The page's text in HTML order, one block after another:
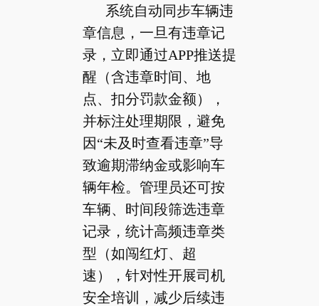
系统自动同步车辆违
章信息，一旦有违章记
录，立即通过APP推送提
醒（含违章时间、地
点、扣分罚款金额），
并标注处理期限，避免
因“未及时查看违章”导
致逾期滞纳金或影响车
辆年检。管理员还可按
车辆、时间段筛选违章
记录，统计高频违章类
型（如闯红灯、超
速），针对性开展司机
安全培训，减少后续违